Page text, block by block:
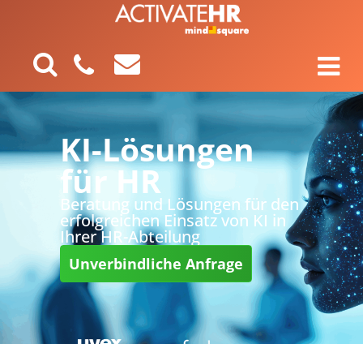
KI-Lösungen
für HR
Beratung und Lösungen für den
erfolgreichen Einsatz von KI in
Ihrer HR-Abteilung
Unverbindliche Anfrage